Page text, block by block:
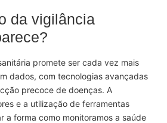
da vigilância
promete ser cada vez mais
dados, com tecnologias avançadas
precoce de doenças. A
e a utilização de ferramentas
a forma como monitoramos a saúde